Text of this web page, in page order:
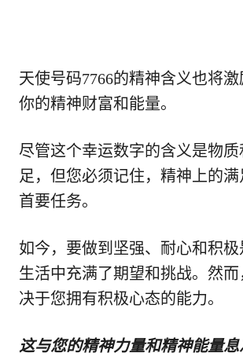
天使号码7766的精神含义也将
你的精神财富和能量。
尽管这个幸运数字的含义是物
足，但您必须记住，精神上的
首要任务。
如今，要做到坚强、耐心和积极
生活中充满了期望和挑战。然
决于您拥有积极心态的能力。
这与您的精神力量和精神能量